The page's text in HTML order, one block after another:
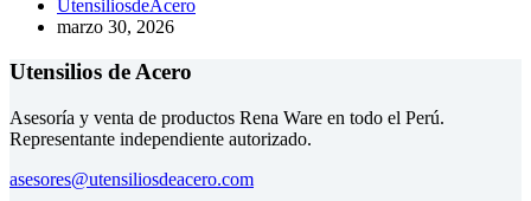
UtensiliosdeAcero
marzo 30, 2026
Utensilios de Acero
Asesoría y venta de productos Rena Ware en todo el Perú.
Representante independiente autorizado.
asesores@utensiliosdeacero.com